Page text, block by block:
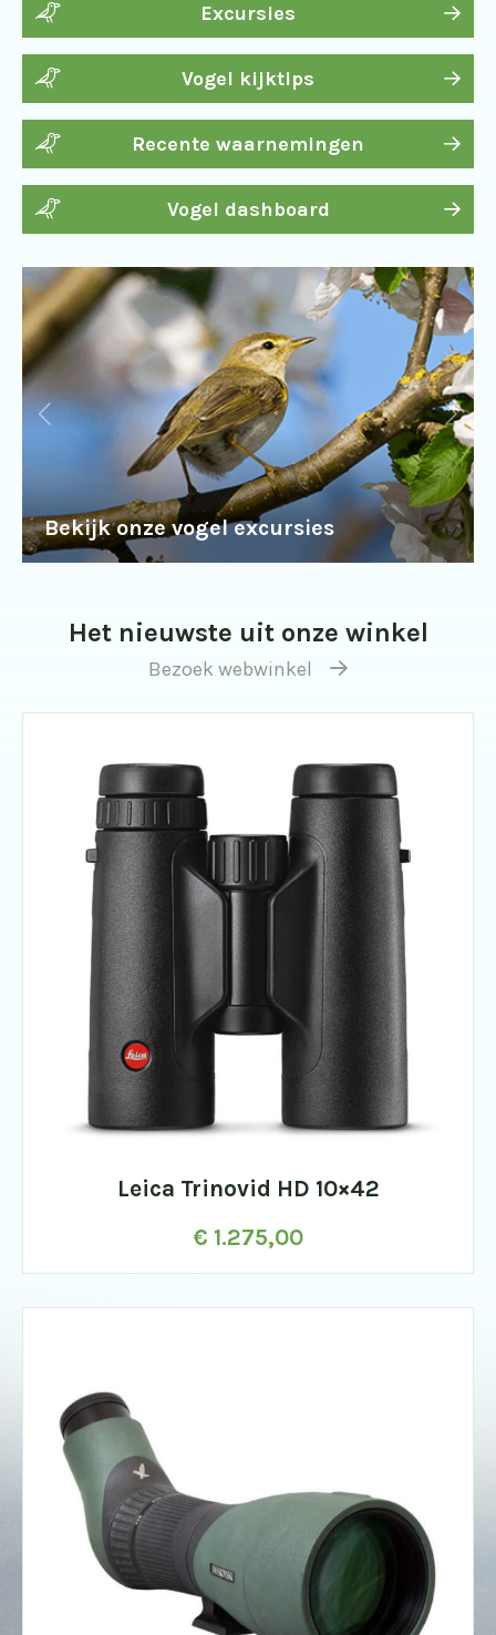
Excursies
Vogel kijktips
Recente waarnemingen
Vogel dashboard
Bekijk onze vogel excursies
Het nieuwste uit onze winkel
Bezoek webwinkel
Leica Trinovid HD 10×42
€ 1.275,00